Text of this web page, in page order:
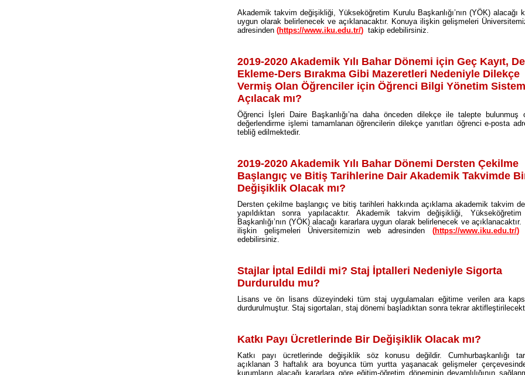
Akademik takvim değişikliği, Yükseköğretim Kurulu Başkanlığı’nın (YÖK) alacağı
uygun olarak belirlenecek ve açıklanacaktır. Konuya ilişkin gelişmeleri
adresinden (https://www.iku.edu.tr/) takip edebilirsiniz.
2019-2020 Akademik Yılı Bahar Dönemi için Geç Kayıt,
Ekleme-Ders Bırakma Gibi Mazeretleri Nedeniyle Dilekçe
Vermiş Olan Öğrenciler için Öğrenci Bilgi Yönetim
Açılacak mı?
Öğrenci İşleri Daire Başkanlığı’na daha önceden dilekçe ile talepte bulunmuş
değerlendirme işlemi tamamlanan öğrencilerin dilekçe yanıtları öğrenci e-posta
tebliğ edilmektedir.
2019-2020 Akademik Yılı Bahar Dönemi Dersten Çekilme
Başlangıç ve Bitiş Tarihlerine Dair Akademik Takvimde
Değişiklik Olacak mı?
Dersten çekilme başlangıç ve bitiş tarihleri hakkında açıklama akademik takvim
yapıldıktan sonra yapılacaktır. Akademik takvim değişikliği,
Başkanlığı’nın (YÖK) alacağı kararlara uygun olarak belirlenecek ve
ilişkin gelişmeleri Üniversitemizin web adresinden (https://www.iku.edu.tr/)
edebilirsiniz.
Stajlar İptal Edildi mi? Staj İptalleri Nedeniyle Sigorta
Durduruldu mu?
Lisans ve ön lisans düzeyindeki tüm staj uygulamaları eğitime verilen ara
durdurulmuştur. Staj sigortaları, staj dönemi başladıktan sonra tekrar
Katkı Payı Ücretlerinde Bir Değişiklik Olacak mı?
Katkı payı ücretlerinde değişiklik söz konusu değildir. Cumhurbaşkanlığı
açıklanan 3 haftalık ara boyunca tüm yurtta yaşanacak gelişmeler
kurumların alacağı kararlara göre eğitim-öğretim döneminin devamlılığının